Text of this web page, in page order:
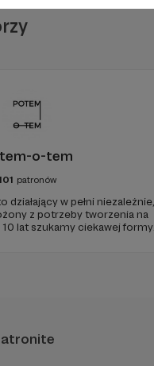
o-tem
patronów
w pełni niezależnie,
z potrzeby tworzenia na
10 lat szukamy ciekawej formy